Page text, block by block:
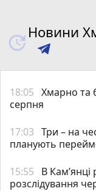
Новини
18:05 Хмарно та
серпня
17:03 Три – на
планують
15:55
В
розслідування